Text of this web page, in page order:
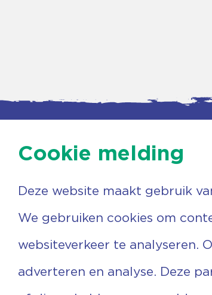
Agenda
Nieuwsbrief
Vrijwilligers
Steun ons
Cookie melding
Deze website maakt gebruik
We gebruiken cookies om
websiteverkeer te analyseren.
adverteren en analyse. Deze